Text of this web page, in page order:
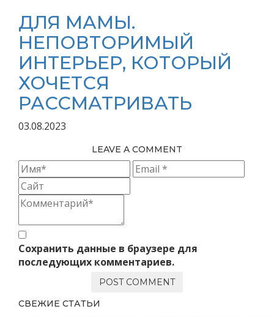
ДЛЯ МАМЫ.
НЕПОВТОРИМЫЙ
ИНТЕРЬЕР, КОТОРЫЙ
ХОЧЕТСЯ
РАССМАТРИВАТЬ
03.08.2023
LEAVE A COMMENT
Сохранить данные в браузере для
последующих комментариев.
СВЕЖИЕ СТАТЬИ